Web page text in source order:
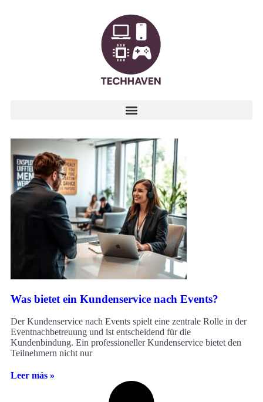
Was bietet ein Kundenservice nach Events?
Der Kundenservice nach Events spielt eine zentrale Rolle in der
Eventnachbetreuung und ist entscheidend für die
Kundenbindung. Ein professioneller Kundenservice bietet den
Teilnehmern nicht nur
Leer más »